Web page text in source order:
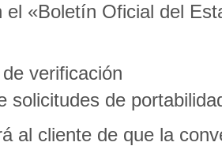
el «Boletín Oficial del
verificación
solicitudes de
al cliente de que la